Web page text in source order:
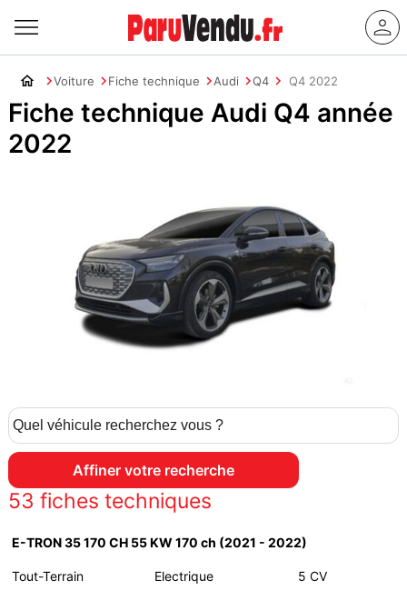
Voiture Fiche technique Audi Q4 Q4 2022
Fiche technique Audi Q4 année
2022
53 fiches techniques
E-TRON 35 170 CH 55 KW 170 ch (2021 - 2022)
Tout-Terrain Electrique 5 CV